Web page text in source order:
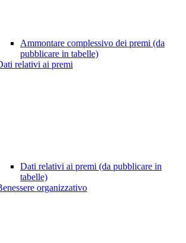
Ammontare complessivo dei premi (da
pubblicare in tabelle)
relativi ai premi
Dati relativi ai premi (da pubblicare in
tabelle)
organizzativo